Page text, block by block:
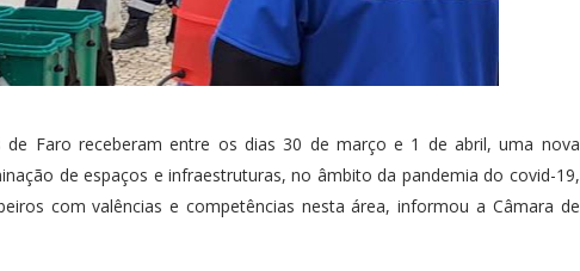
de Faro receberam entre os dias 30 de março e 1 de abril, uma nova
de espaços e infraestruturas, no âmbito da pandemia do covid-19,
com valências e competências nesta área, informou a Câmara de